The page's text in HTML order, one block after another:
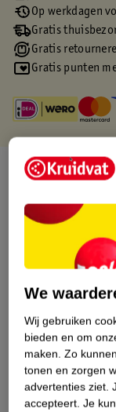
Op werkdagen
Gratis
Gratis
Gratis punten
Over dit
Nature Impact
We
Wij gebruiken
bieden en om
maken. Zo
tonen en zorgen
advertenties ziet.
accepteert. Je